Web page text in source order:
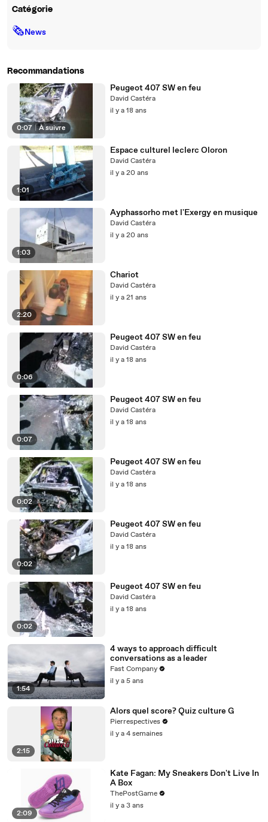
Catégorie
🗞News
Recommandations
0:07 | À suivre
Peugeot 407 SW en feu
David Castéra
il y a 18 ans
1:01
Espace culturel leclerc Oloron
David Castéra
il y a 20 ans
1:03
Ayphassorho met l'Exergy en musique
David Castéra
il y a 20 ans
2:20
Chariot
David Castéra
il y a 21 ans
0:06
Peugeot 407 SW en feu
David Castéra
il y a 18 ans
0:07
Peugeot 407 SW en feu
David Castéra
il y a 18 ans
0:02
Peugeot 407 SW en feu
David Castéra
il y a 18 ans
0:02
Peugeot 407 SW en feu
David Castéra
il y a 18 ans
0:02
Peugeot 407 SW en feu
David Castéra
il y a 18 ans
1:54
4 ways to approach difficult
conversations as a leader
Fast Company
il y a 5 ans
2:15
Alors quel score? Quiz culture G
Pierrespectives
il y a 4 semaines
2:09
Kate Fagan: My Sneakers Don't Live In
A Box
ThePostGame
il y a 3 ans